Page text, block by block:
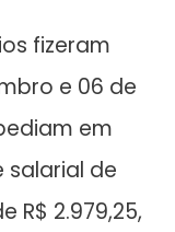
fizeram
e 06 de
em
salarial de
R$ 2.979,25,